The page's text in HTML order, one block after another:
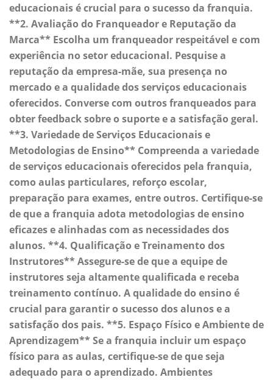
educacionais é crucial para o sucesso da franquia.
**2. Avaliação do Franqueador e Reputação da
Marca** Escolha um franqueador respeitável e com
experiência no setor educacional. Pesquise a
reputação da empresa-mãe, sua presença no
mercado e a qualidade dos serviços educacionais
oferecidos. Converse com outros franqueados para
obter feedback sobre o suporte e a satisfação geral.
**3. Variedade de Serviços Educacionais e
Metodologias de Ensino** Compreenda a variedade
de serviços educacionais oferecidos pela franquia,
como aulas particulares, reforço escolar,
preparação para exames, entre outros. Certifique-se
de que a franquia adota metodologias de ensino
eficazes e alinhadas com as necessidades dos
alunos. **4. Qualificação e Treinamento dos
Instrutores** Assegure-se de que a equipe de
instrutores seja altamente qualificada e receba
treinamento contínuo. A qualidade do ensino é
crucial para garantir o sucesso dos alunos e a
satisfação dos pais. **5. Espaço Físico e Ambiente de
Aprendizagem** Se a franquia incluir um espaço
físico para as aulas, certifique-se de que seja
adequado para o aprendizado. Ambientes